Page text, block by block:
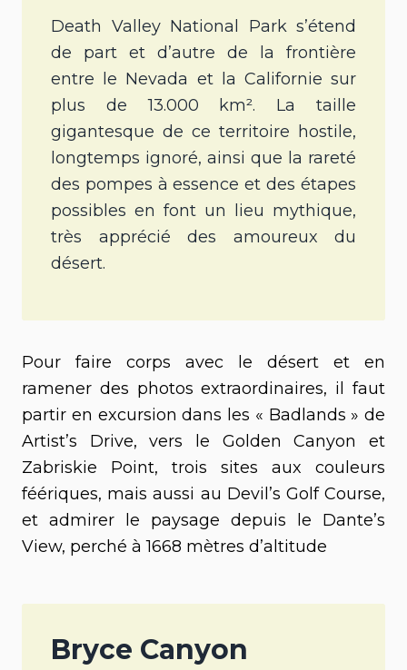
Death Valley National Park s’étend
de part et d’autre de la frontière
entre le Nevada et la Californie sur
plus de 13.000 km². La taille
gigantesque de ce territoire hostile,
longtemps ignoré, ainsi que la rareté
des pompes à essence et des étapes
possibles en font un lieu mythique,
très apprécié des amoureux du
désert.
Pour faire corps avec le désert et en
ramener des photos extraordinaires, il faut
partir en excursion dans les « Badlands » de
Artist’s Drive, vers le Golden Canyon et
Zabriskie Point, trois sites aux couleurs
féériques, mais aussi au Devil’s Golf Course,
et admirer le paysage depuis le Dante’s
View, perché à 1668 mètres d’altitude
Bryce Canyon